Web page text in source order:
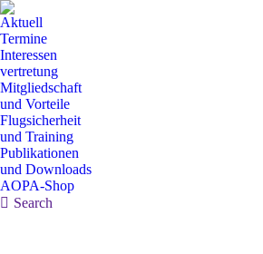
Aktuell
Termine
Interessen
vertretung
Mitgliedschaft
und Vorteile
Flugsicherheit
und Training
Publikationen
und Downloads
AOPA-Shop
Search:
Search